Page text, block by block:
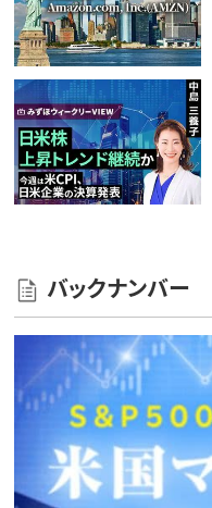
バックナンバー